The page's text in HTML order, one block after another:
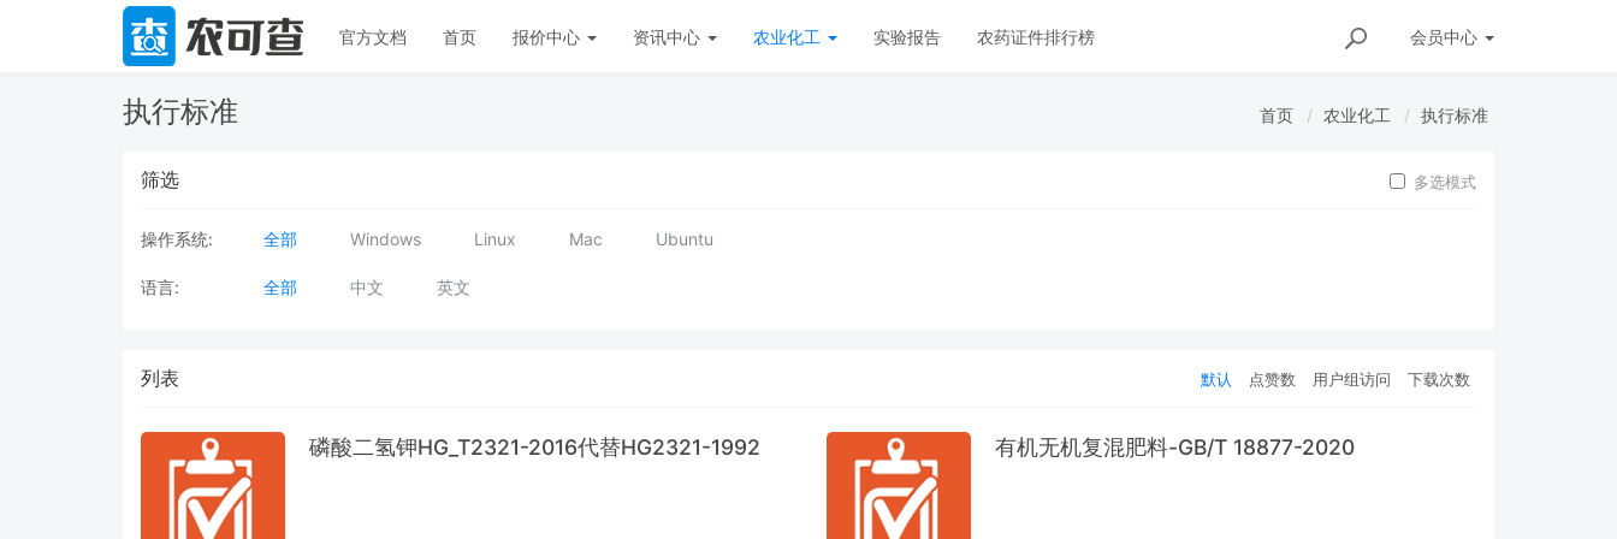
官方文档 首页 报价中心 资讯中心 农业化工 实验报告 农药证件排行榜 会员中心
执行标准 首页 农业化工 执行标准
筛选 多选模式
操作系统: 全部 Windows Linux Mac Ubuntu
语言: 全部 中文 英文
列表 默认 点赞数 用户组访问 下载次数
磷酸二氢钾HG_T2321-2016代替HG2321-1992 有机无机复混肥料-GB/T 18877-2020